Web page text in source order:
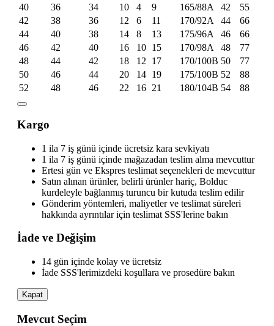
40
36 34 10 4 9 165/88A 42
55
42
38 36 12 6 11 170/92A 44
66
44
40 38 14 8 13 175/96A 46
66
46
42 40 16 10 15 170/98A 48
77
48
44 42 18 12 17 170/100B 50
77
50
46 44 20 14 19 175/100B 52
88
52
48 46 22 16 21 180/104B 54 88
Kargo
1 ila 7 iş günü içinde ücretsiz kara sevkiyatı
1 ila 7 iş günü içinde mağazadan teslim alma mevcuttur
Ertesi gün ve Ekspres teslimat seçenekleri de mevcuttur
Satın alınan ürünler, belirli ürünler hariç, Bolduc
kurdeleyle bağlanmış turuncu bir kutuda teslim edilir
Gönderim yöntemleri, maliyetler ve teslimat süreleri
hakkında ayrıntılar için teslimat SSS'lerine bakın
İade ve Değişim
14 gün içinde kolay ve ücretsiz
İade SSS'lerimizdeki koşullara ve prosedüre bakın
Kapat
Mevcut Seçim